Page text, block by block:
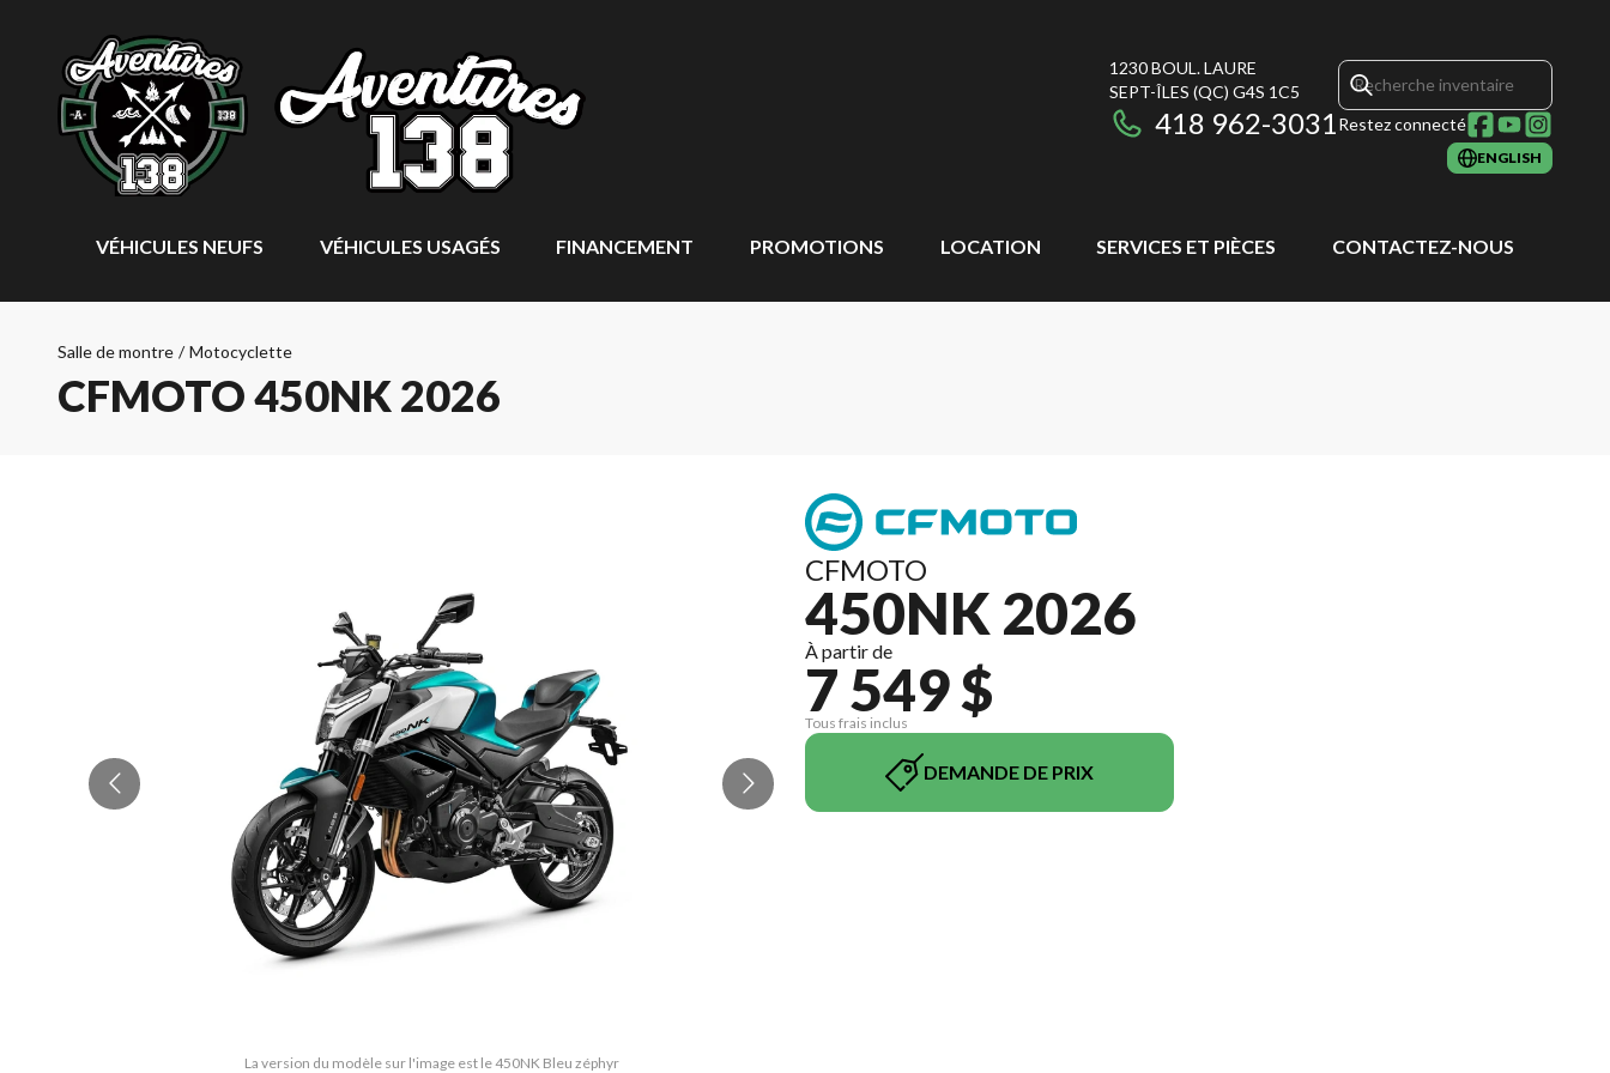
1230 BOUL. LAURE
SEPT-ÎLES (QC) G4S 1C5
418 962-3031Restez connecté
ENGLISH
VÉHICULES NEUFS VÉHICULES USAGÉS FINANCEMENT PROMOTIONS LOCATION SERVICES ET PIÈCES CONTACTEZ-NOUS
Salle de montre / Motocyclette
CFMOTO 450NK 2026
La version du modèle sur l'image est le 450NK Bleu zéphyr
CFMOTO
450NK 2026
À partir de
7 549 $
Tous frais inclus
DEMANDE DE PRIX